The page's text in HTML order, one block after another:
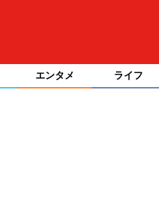
エンタメ ライフ